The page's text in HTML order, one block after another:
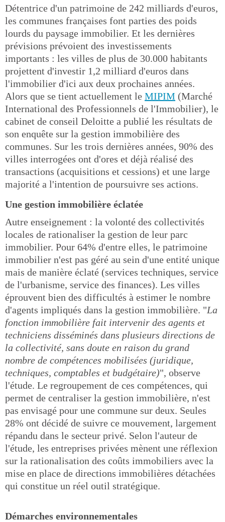
Détentrice d'un patrimoine de 242 milliards d'euros,
les communes françaises font parties des poids
lourds du paysage immobilier. Et les dernières
prévisions prévoient des investissements
importants : les villes de plus de 30.000 habitants
projettent d'investir 1,2 milliard d'euros dans
l'immobilier d'ici aux deux prochaines années.
Alors que se tient actuellement le MIPIM (Marché
International des Professionnels de l'Immobilier), le
cabinet de conseil Deloitte a publié les résultats de
son enquête sur la gestion immobilière des
communes. Sur les trois dernières années, 90% des
villes interrogées ont d'ores et déjà réalisé des
transactions (acquisitions et cessions) et une large
majorité a l'intention de poursuivre ses actions.
Une gestion immobilière éclatée
Autre enseignement : la volonté des collectivités
locales de rationaliser la gestion de leur parc
immobilier. Pour 64% d'entre elles, le patrimoine
immobilier n'est pas géré au sein d'une entité unique
mais de manière éclaté (services techniques, service
de l'urbanisme, service des finances). Les villes
éprouvent bien des difficultés à estimer le nombre
d'agents impliqués dans la gestion immobilière. "La
fonction immobilière fait intervenir des agents et
techniciens disséminés dans plusieurs directions de
la collectivité, sans doute en raison du grand
nombre de compétences mobilisées (juridique,
techniques, comptables et budgétaire)", observe
l'étude. Le regroupement de ces compétences, qui
permet de centraliser la gestion immobilière, n'est
pas envisagé pour une commune sur deux. Seules
28% ont décidé de suivre ce mouvement, largement
répandu dans le secteur privé. Selon l'auteur de
l'étude, les entreprises privées mènent une réflexion
sur la rationalisation des coûts immobiliers avec la
mise en place de directions immobilières détachées
qui constitue un réel outil stratégique.
Démarches environnementales